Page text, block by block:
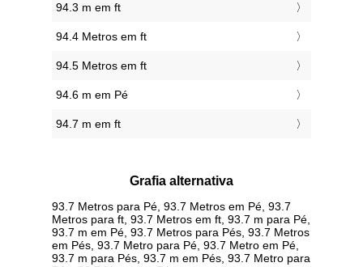
94.3 m em ft
94.4 Metros em ft
94.5 Metros em ft
94.6 m em Pé
94.7 m em ft
Grafia alternativa
93.7 Metros para Pé, 93.7 Metros em Pé, 93.7
Metros para ft, 93.7 Metros em ft, 93.7 m para Pé,
93.7 m em Pé, 93.7 Metros para Pés, 93.7 Metros
em Pés, 93.7 Metro para Pé, 93.7 Metro em Pé,
93.7 m para Pés, 93.7 m em Pés, 93.7 Metro para